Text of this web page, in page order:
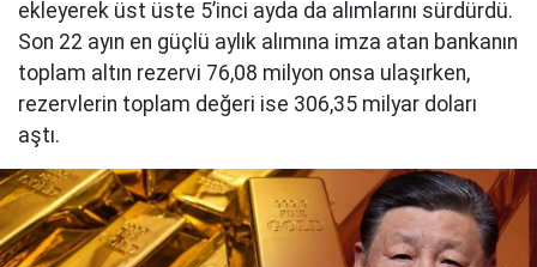
ekleyerek üst üste 5’inci ayda da alımlarını sürdürdü.
Son 22 ayın en güçlü aylık alımına imza atan bankanın
toplam altın rezervi 76,08 milyon onsa ulaşırken,
rezervlerin toplam değeri ise 306,35 milyar doları
aştı.